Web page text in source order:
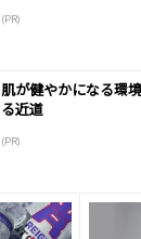
(PR)
肌が健やかになる環
る近道
(PR)